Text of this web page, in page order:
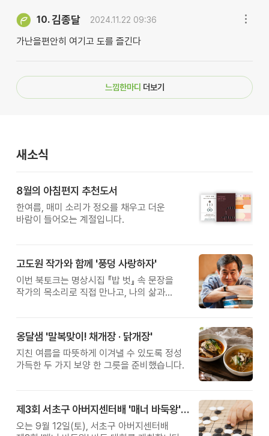
10.김종달 2024.11.22 09:36
가난을편안히 여기고 도를 즐긴다
느낌한마디 더보기
새소식
8월의 아침편지 추천도서
한여름, 매미 소리가 정오를 채우고 더운
바람이 들어오는 계절입니다.
고도원 작가와 함께 '풍덩 사랑하자'
이번 북토크는 명상시집 『밥 벗』 속 문장을
작가의 목소리로 직접 만나고, 나의 삶과
옹달샘 '말복맞이! 채개장 · 닭개장'
지친 여름을 따뜻하게 이겨낼 수 있도록 정성
가득한 두 가지 보양 한 그릇을 준비했습니다.
제3회 서초구 아버지센터배 '매너 바둑왕' 대회
오는 9월 12일(토), 서초구 아버지센터배